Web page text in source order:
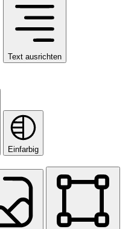
Text ausrichten
Einfarbig